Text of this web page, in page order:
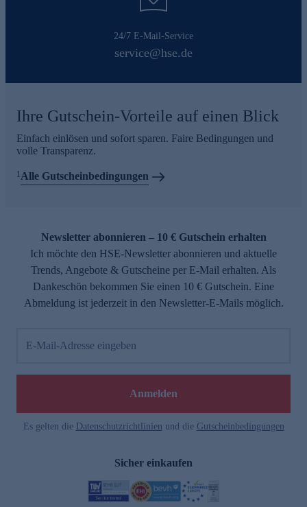
24/7 E-Mail-Service
service@hse.de
Ihre Gutschein-Vorteile auf einen Blick
Einfach einlösen und sofort sparen. Faire Bedingungen und
volle Transparenz.
1 Alle Gutscheinbedingungen
Newsletter abonnieren – 10 € Gutschein erhalten
Ich möchte den HSE-Newsletter abonnieren und aktuelle
Trends, Angebote & Gutscheine per E-Mail erhalten. Als
Dankeschön bekommen Sie einen 10 € Gutschein. Eine
Abmeldung ist jederzeit in den Newsletter-E-Mails möglich.
E-Mail-Adresse eingeben
Anmelden
Es gelten die Datenschutzrichtlinien und die Gutscheinbedingungen
Sicher einkaufen